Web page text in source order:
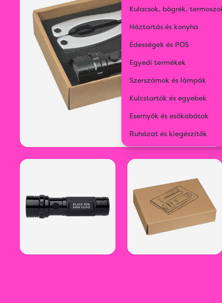
Kulacsok, bögrék,
Háztartás és konyha
Édességek és POS
Egyedi termékek
Szerszámok és lámpák
Kulcstartók és egyebek
Esernyők és esőkabátok
Ruházat és kiegészítők